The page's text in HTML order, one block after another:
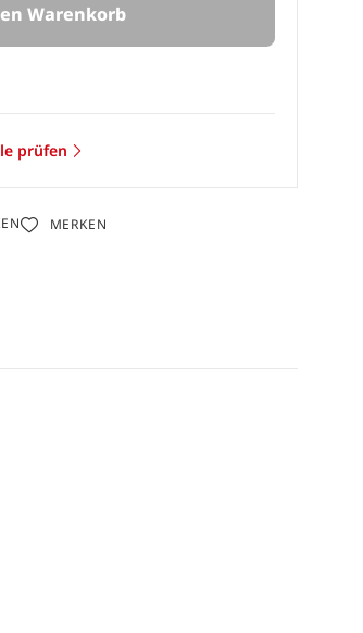
Warenkorb
prüfen
MERKEN